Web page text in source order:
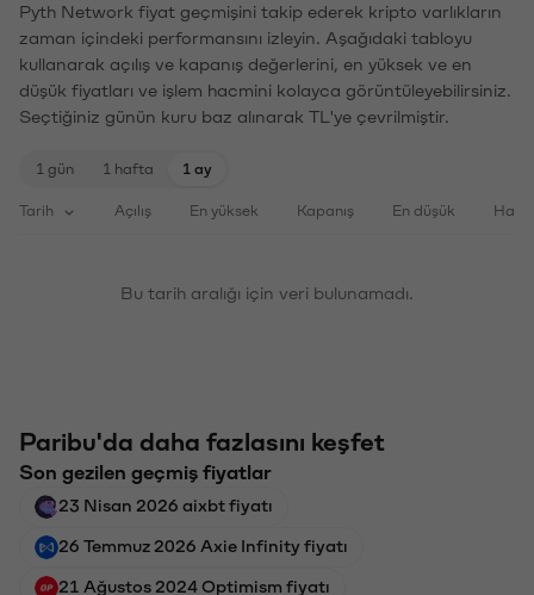
Pyth Network fiyat geçmişini takip ederek kripto varlıkların
zaman içindeki performansını izleyin. Aşağıdaki tabloyu
kullanarak açılış ve kapanış değerlerini, en yüksek ve en
düşük fiyatları ve işlem hacmini kolayca görüntüleyebilirsiniz.
Seçtiğiniz günün kuru baz alınarak TL'ye çevrilmiştir.
1 gün 1 hafta 1 ay
Tarih Açılış En yüksek Kapanış En düşük
Bu tarih aralığı için veri bulunamadı.
Paribu'da daha fazlasını keşfet
Son gezilen geçmiş fiyatlar
23 Nisan 2026 aixbt fiyatı
26 Temmuz 2026 Axie Infinity fiyatı
21 Ağustos 2024 Optimism fiyatı